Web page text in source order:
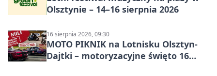
Olsztynie – 14–16 sierpnia 2026
16 sierpnia 2026, 09:30
MOTO PIKNIK na Lotnisku Olsztyn-
Dajtki – motoryzacyjne święto 16